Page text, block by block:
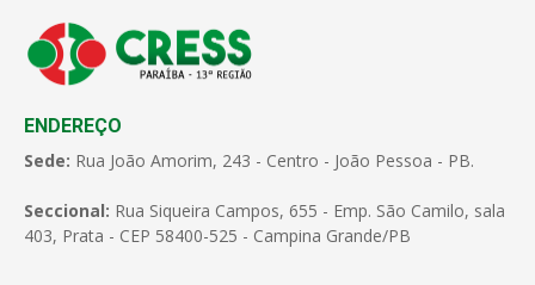
ENDEREÇO
Sede: Rua João Amorim, 243 - Centro - João Pessoa - PB.
Seccional: Rua Siqueira Campos, 655 - Emp. São Camilo, sala
403, Prata - CEP 58400-525 - Campina Grande/PB